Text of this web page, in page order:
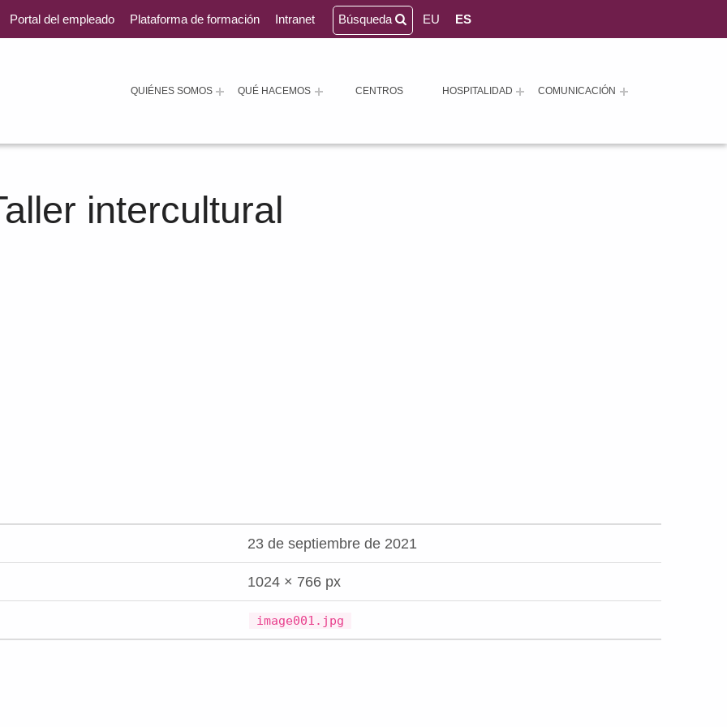
QUIÉNES SOMOS QUÉ HACEMOS CENTROS HOSPITALIDAD COMUNICACIÓN
Portal del empleado Plataforma de formación Intranet Búsqueda EU ES
intercultural
23 de septiembre de 2021
1024 × 766 px
image001.jpg